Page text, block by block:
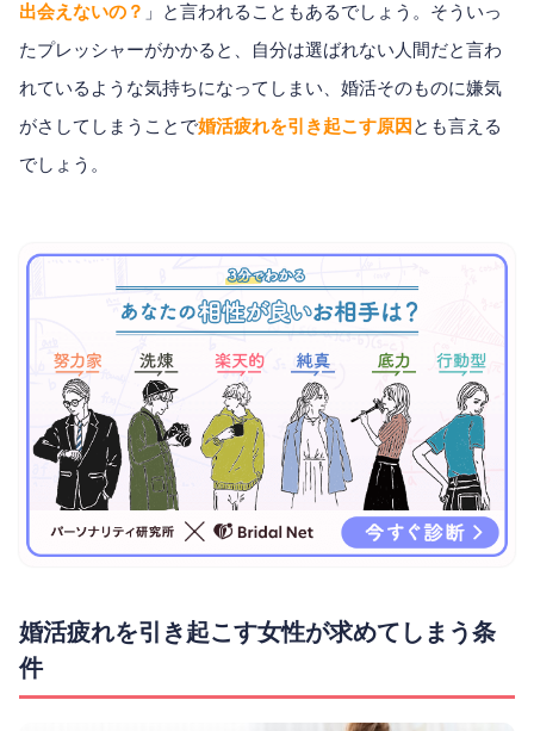
出会えないの？ 」と言われることもあるでしょう。そういっ
たプレッシャーがかかると、自分は選ばれない人間だと言わ
れているような気持ちになってしまい、婚活そのものに嫌気
がさしてしまうことで婚活疲れを引き起こす原因 とも言える
でしょう。
婚活疲れを引き起こす女性が求めてしまう条
件